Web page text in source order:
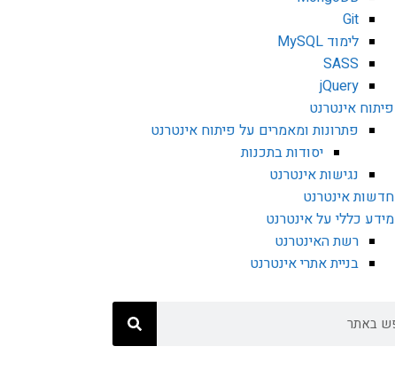
Git
לימוד MySQL
SASS
jQuery
פיתוח אינטרנט
פתרונות ומאמרים על פיתוח אינטרנט
יסודות בתכנות
נגישות אינטרנט
חדשות אינטרנט
מידע כללי על אינטרנט
רשת האינטרנט
בניית אתרי אינטרנט